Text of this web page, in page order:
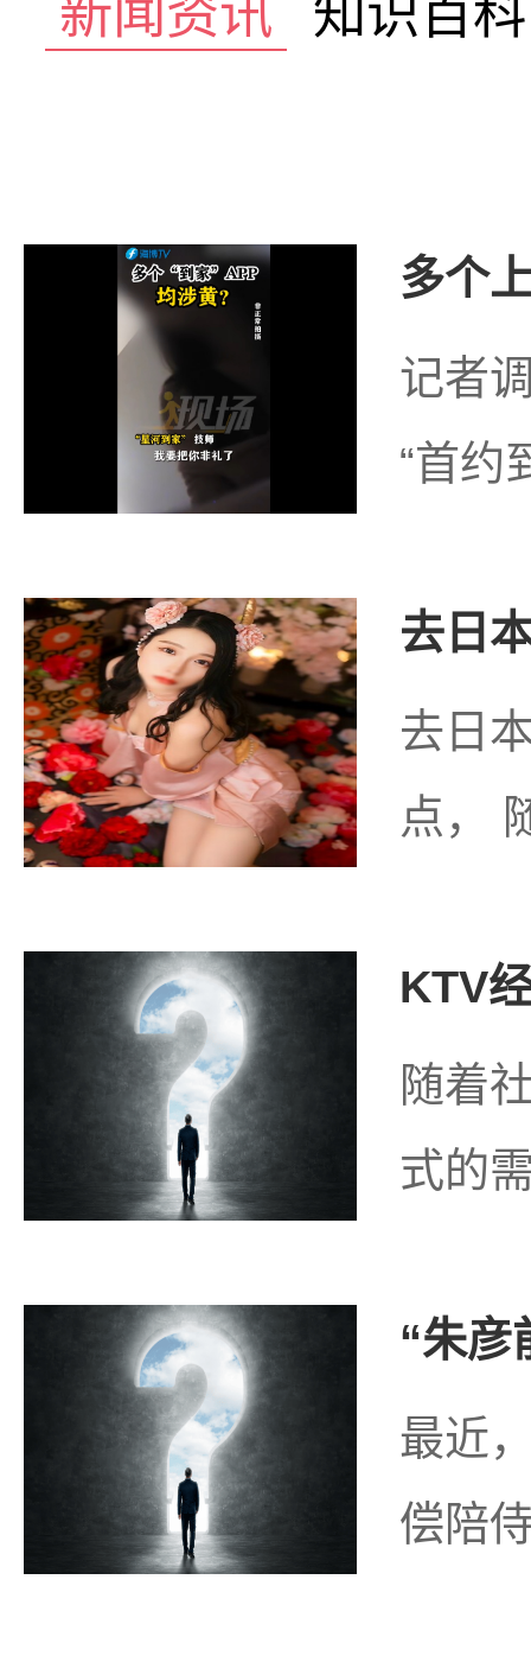
新闻资讯 知识百科
多个
记者
“首约
去日
去日
点，
KTV
随着
式的
“朱彦
最近
偿陪